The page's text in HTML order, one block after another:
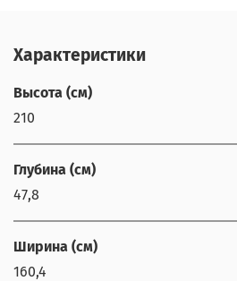
Характеристики
Высота (см)
210
Глубина (см)
47,8
Ширина (см)
160,4